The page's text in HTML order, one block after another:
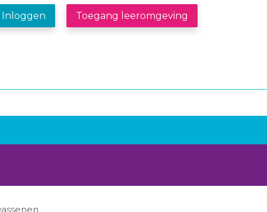
Inloggen Toegang leeromgeving